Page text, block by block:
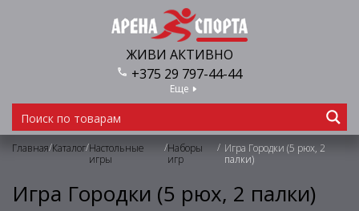
ЖИВИ АКТИВНО
+375 29 797-44-44
Еще
Главная/Каталог/Настольные
игры
/Наборы
игр
/ Игра Городки (5 рюх, 2
палки)
Игра Городки (5 рюх, 2 палки)